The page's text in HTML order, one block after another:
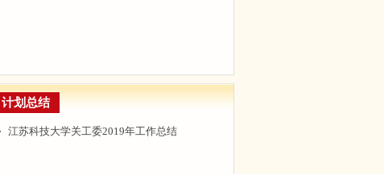
计划总结
江苏科技大学关工委2019年工作总结